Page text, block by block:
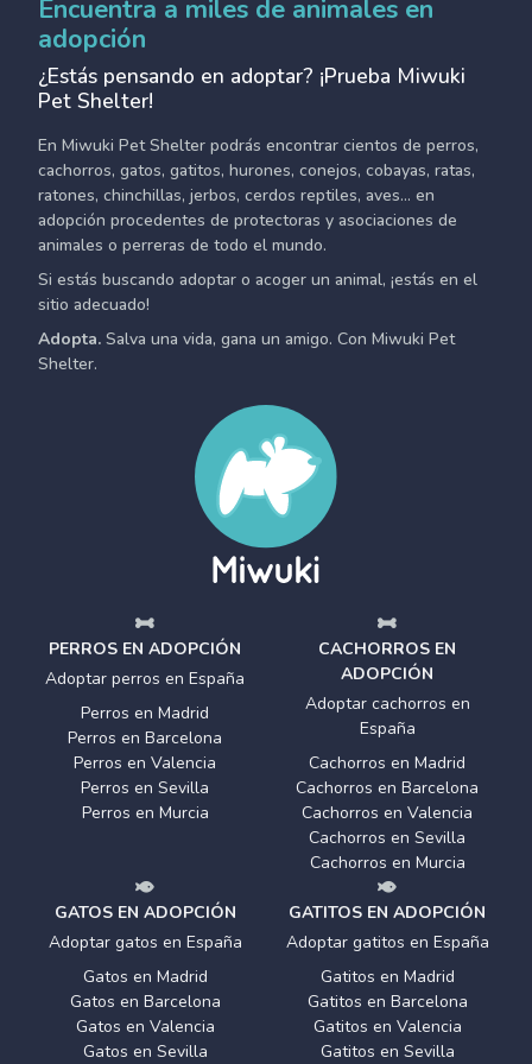
Encuentra a miles de animales en
adopción
¿Estás pensando en adoptar? ¡Prueba Miwuki
Pet Shelter!
En Miwuki Pet Shelter podrás encontrar cientos de perros,
cachorros, gatos, gatitos, hurones, conejos, cobayas, ratas,
ratones, chinchillas, jerbos, cerdos reptiles, aves... en
adopción procedentes de protectoras y asociaciones de
animales o perreras de todo el mundo.
Si estás buscando adoptar o acoger un animal, ¡estás en el
sitio adecuado!
Adopta. Salva una vida, gana un amigo. Con Miwuki Pet
Shelter.
PERROS EN ADOPCIÓN
Adoptar perros en España
Perros en Madrid
Perros en Barcelona
Perros en Valencia
Perros en Sevilla
Perros en Murcia
CACHORROS EN
ADOPCIÓN
Adoptar cachorros en
España
Cachorros en Madrid
Cachorros en Barcelona
Cachorros en Valencia
Cachorros en Sevilla
Cachorros en Murcia
GATOS EN ADOPCIÓN
Adoptar gatos en España
Gatos en Madrid
Gatos en Barcelona
Gatos en Valencia
Gatos en Sevilla
GATITOS EN ADOPCIÓN
Adoptar gatitos en España
Gatitos en Madrid
Gatitos en Barcelona
Gatitos en Valencia
Gatitos en Sevilla